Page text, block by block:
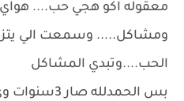
معقوله اكو هجي حب....
ومشاكل..... وسمعت الي
الحب....وتبدي المشاكل
بس الحمدلله